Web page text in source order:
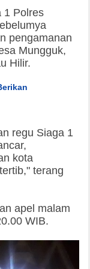
1 Polres
pengamanan
Mungguk,
Hilir.
regu Siaga 1
kota
terang
apel malam
WIB.